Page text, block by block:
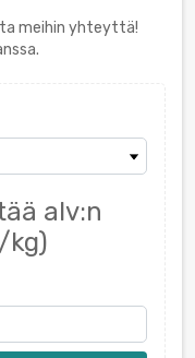
meihin yhteyttä!
alv:n
kg)